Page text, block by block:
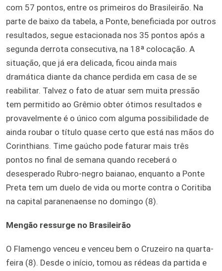
com 57 pontos, entre os primeiros do Brasileirão. Na
parte de baixo da tabela, a Ponte, beneficiada por outros
resultados, segue estacionada nos 35 pontos após a
segunda derrota consecutiva, na 18ª colocação. A
situação, que já era delicada, ficou ainda mais
dramática diante da chance perdida em casa de se
reabilitar. Talvez o fato de atuar sem muita pressão
tem permitido ao Grêmio obter ótimos resultados e
provavelmente é o único com alguma possibilidade de
ainda roubar o título quase certo que está nas mãos do
Corinthians. Time gaúcho pode faturar mais três
pontos no final de semana quando receberá o
desesperado Rubro-negro baianao, enquanto a Ponte
Preta tem um duelo de vida ou morte contra o Coritiba
na capital paranenaense no domingo (8).
Mengão ressurge no Brasileirão
O Flamengo venceu e venceu bem o Cruzeiro na quarta-
feira (8). Desde o início, tomou as rédeas da partida e